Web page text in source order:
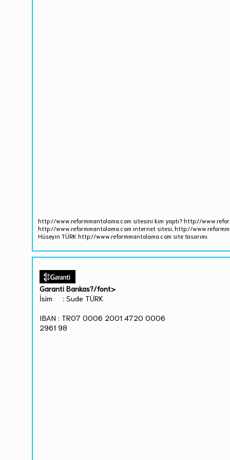
http://www.reformmantolama.com sitesini kim yaptı? http://
http://www.reformmantolama.com internet sitesi, http://
Hüseyin TÜRK http://www.reformmantolama.com site tasarımı.
Garanti Bankas?/font>
İsim : Sude TÜRK
IBAN : TR07 0006 2001 4720 0006
2961 98